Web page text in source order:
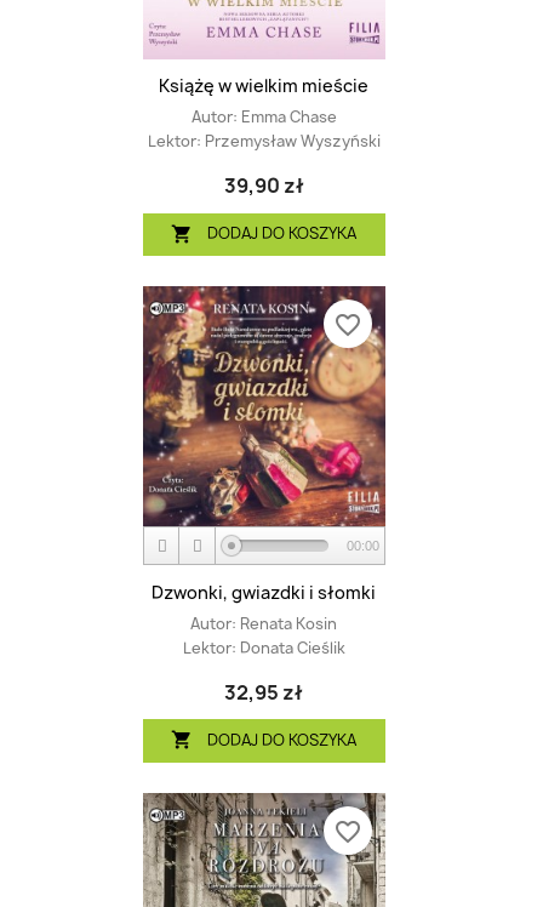
Książę w wielkim mieście
Autor: Emma Chase
Lektor: Przemysław Wyszyński
39,90 zł
 DODAJ DO KOSZYKA
00:00
Dzwonki, gwiazdki i słomki
Autor: Renata Kosin
Lektor: Donata Cieślik
32,95 zł
 DODAJ DO KOSZYKA
favorite_border
favorite_border